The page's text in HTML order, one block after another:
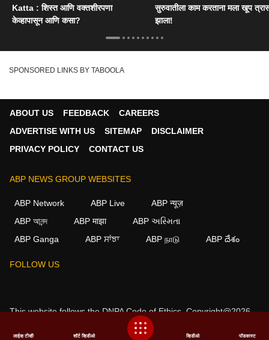
Katta : शिस्त आणि वक्तशीरपणा
केव्हापासून आणि कसा?
सुरुवातीला काम करताना मला खूप
झाला!
SPONSORED LINKS BY TABOOLA
ABOUT US FEEDBACK
CAREERS
ADVERTISE WITH US
SITEMAP
DISCLAIMER
PRIVACY POLICY
CONTACT US
ABP NEWS GROUP WEBSITES
ABP Network ABP Live
ABP न्यूज़
ABP আনন্দ
ABP माझा
ABP અસ્મિતા
ABP Ganga
ABP ਸਾਂਝਾ ABP நாடு ABP దేశం
FOLLOW US
This website follows theDNPA Code of Ethics.Copyright@2026.
लाईव्ह टीव्ही शॉर्ट व्हिडीओ व्हिडीओ पॉडकास्ट